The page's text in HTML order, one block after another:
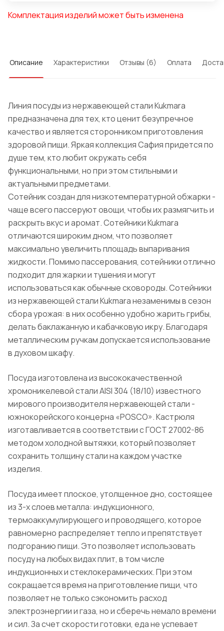
Комплектация изделий может быть изменена
Описание Характеристики Отзывы (6) Оплата
Линия посуды из нержавеющей стали Kukmara
предназначена для тех, кто ценит безупречное
качество и является сторонником приготовления
здоровой пищи. Яркая коллекция Сафия придется по
душе тем, кто любит окружать себя
функциональными, но при этом стильными и
актуальными предметами.
Сотейник создан для низкотемпературной обжарки -
чаще всего пассеруют овощи, чтобы их размягчить и
раскрыть вкус и аромат. Сотейники Kukmara
отличаются широким дном, что позволяет
максимально увеличить площадь выпаривания
жидкости. Помимо пассерования, сотейники отлично
подходит для жарки и тушения и могут
использоваться как обычные сковороды. Сотейники
из нержавеющей стали Kukmara незаменимы в сезон
сбора урожая: в них особенно удобно жарить грибы,
делать баклажанную и кабачковую икру. Благодаря
металлическим ручкам допускается использование
в духовом шкафу.
Посуда изготовлена из высококачественной
хромоникелевой стали AISI 304 (18/10) известного
мирового производителя нержавеющей стали -
южнокорейского концерна «POSCO». Кастрюля
изготавливается в соответствии с ГОСТ 27002-86
методом холодной вытяжки, который позволяет
сохранить толщину стали на каждом участке
изделия.
Посуда имеет плоское, утолщенное дно, состоящее
из 3-х слоев металла: индукционного,
термоаккумулирующего и проводящего, которое
равномерно распределяет тепло и препятствует
подгоранию пищи. Это позволяет использовать
посуду на любых видах плит, в том числе
индукционных и стеклокерамических. При этом
сокращается время на приготовление пищи, что
позволяет не только сэкономить расход
электроэнергии и газа, но и сберечь немало времени
и сил. За счет скорости готовки, еда не успевает